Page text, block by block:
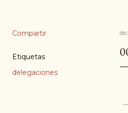
Compartir
Etiquetas
delegaciones